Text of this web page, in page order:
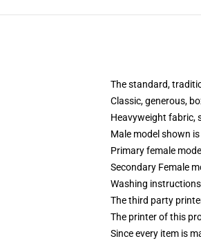
The standard,
Classic, generous,
Heavyweight fabric,
Male model shown
Primary female
Secondary Female
Washing
The third party
The printer of this
Since every item is